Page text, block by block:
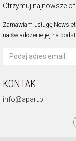
Otrzymuj najnowsze
Zamawiam usługę
na świadczenie jej na
KONTAKT
info@apart.pl